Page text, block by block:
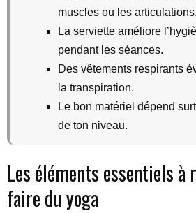
muscles ou les articulations.
La serviette améliore
pendant les séances.
Des vêtements respirants
la transpiration.
Le bon matériel dépend
de ton niveau.
Les éléments essentiels à
faire du yoga